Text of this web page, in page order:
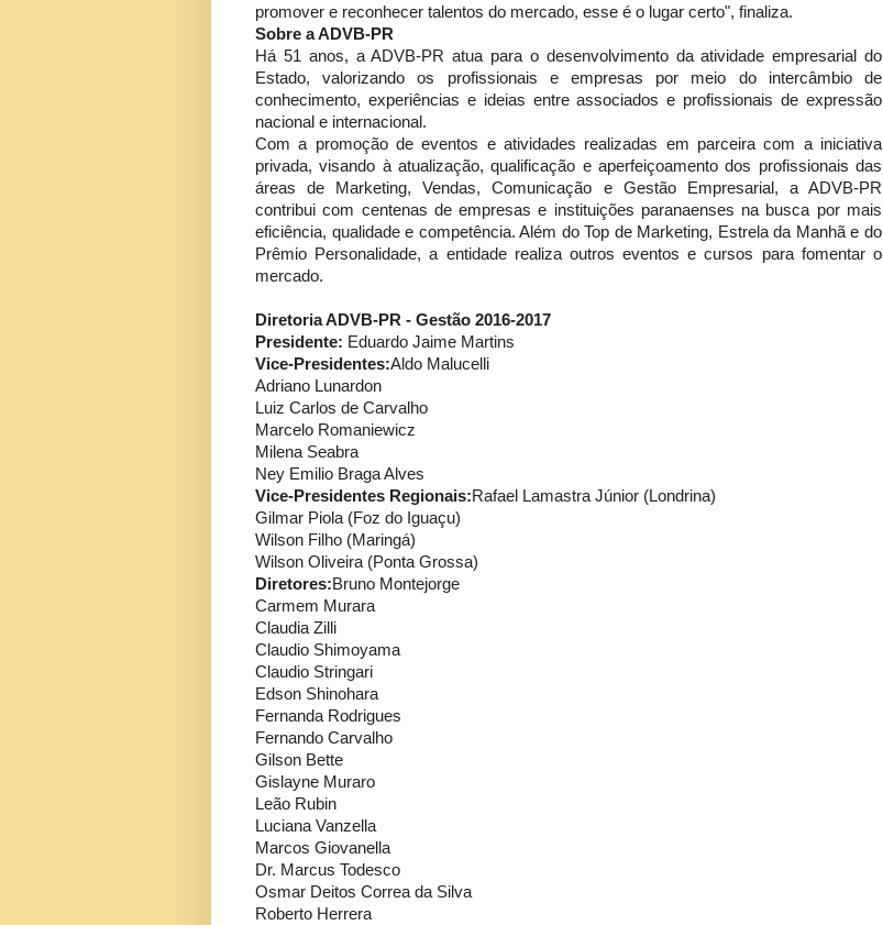
promover e reconhecer talentos do mercado, esse é o lugar certo", finaliza.
Sobre a ADVB-PR
Há 51 anos, a ADVB-PR atua para o desenvolvimento da atividade empresarial do
Estado, valorizando os profissionais e empresas por meio do intercâmbio de
conhecimento, experiências e ideias entre associados e profissionais de expressão
nacional e internacional.
Com a promoção de eventos e atividades realizadas em parceira com a iniciativa
privada, visando à atualização, qualificação e aperfeiçoamento dos profissionais das
áreas de Marketing, Vendas, Comunicação e Gestão Empresarial, a ADVB-PR
contribui com centenas de empresas e instituições paranaenses na busca por mais
eficiência, qualidade e competência. Além do Top de Marketing, Estrela da Manhã e do
Prêmio Personalidade, a entidade realiza outros eventos e cursos para fomentar o
mercado.
Diretoria ADVB-PR - Gestão 2016-2017
Presidente: Eduardo Jaime Martins
Vice-Presidentes:Aldo Malucelli
Adriano Lunardon
Luiz Carlos de Carvalho
Marcelo Romaniewicz
Milena Seabra
Ney Emilio Braga Alves
Vice-Presidentes Regionais:Rafael Lamastra Júnior (Londrina)
Gilmar Piola (Foz do Iguaçu)
Wilson Filho (Maringá)
Wilson Oliveira (Ponta Grossa)
Diretores:Bruno Montejorge
Carmem Murara
Claudia Zilli
Claudio Shimoyama
Claudio Stringari
Edson Shinohara
Fernanda Rodrigues
Fernando Carvalho
Gilson Bette
Gislayne Muraro
Leão Rubin
Luciana Vanzella
Marcos Giovanella
Dr. Marcus Todesco
Osmar Deitos Correa da Silva
Roberto Herrera